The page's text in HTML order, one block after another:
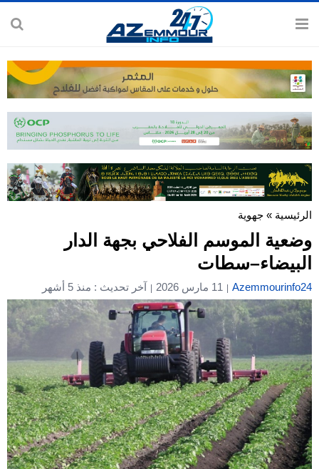
الرئيسية » جهوية
وضعية الموسم الفلاحي بجهة الدار
البيضاء–سطات
Azemmourinfo24 11 مارس 2026 آخر تحديث : منذ 5 أشهر